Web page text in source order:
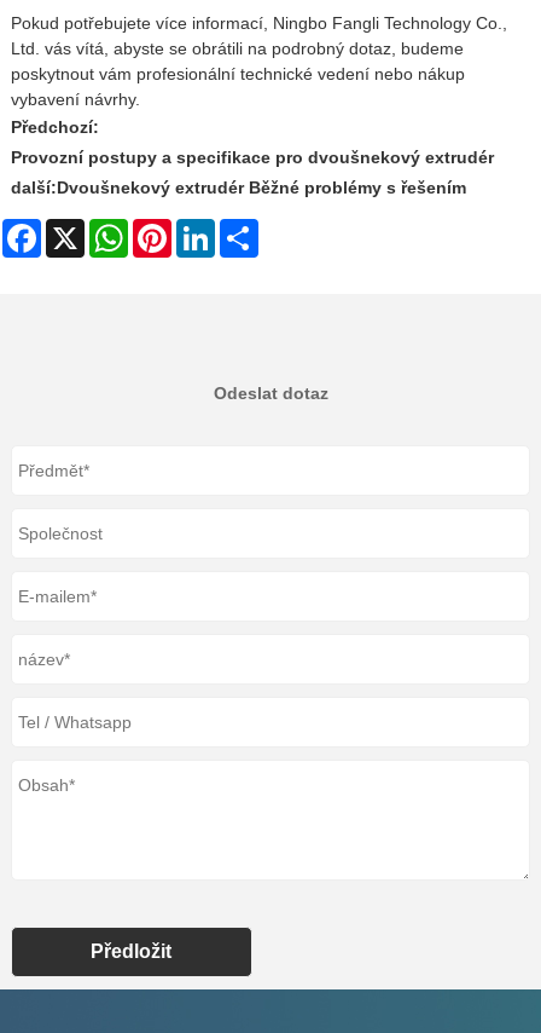
Pokud potřebujete více informací, Ningbo Fangli Technology Co.,
Ltd. vás vítá, abyste se obrátili na podrobný dotaz, budeme
poskytnout vám profesionální technické vedení nebo nákup
vybavení návrhy.
Předchozí:
Provozní postupy a specifikace pro dvoušnekový extrudér
další:Dvoušnekový extrudér Běžné problémy s řešením
Facebook
X WhatsAppPinterestLinkedIn
Odeslat dotaz
Předložit